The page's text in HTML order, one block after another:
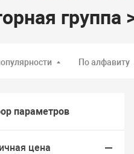
группа
По алфавиту
параметров
цена